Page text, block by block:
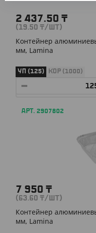
2 437.50 ₸
(19.50 ₸/ШТ)
Контейнер
мм, Lamina
УП (125) КОР (1000)
АРТ. 2907802
7 950 ₸
(63.60 ₸/ШТ)
Контейнер
мм, Lamina